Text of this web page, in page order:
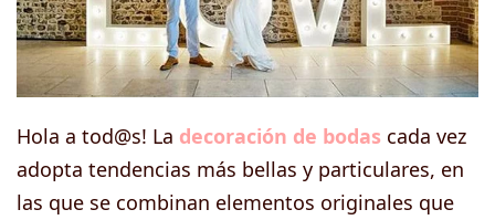
Hola a tod@s! La decoración de bodas cada vez
adopta tendencias más bellas y particulares, en
las que se combinan elementos originales que